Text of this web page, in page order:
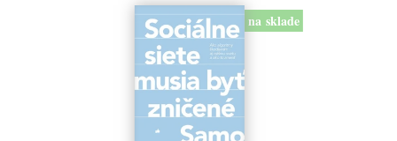
na sklade